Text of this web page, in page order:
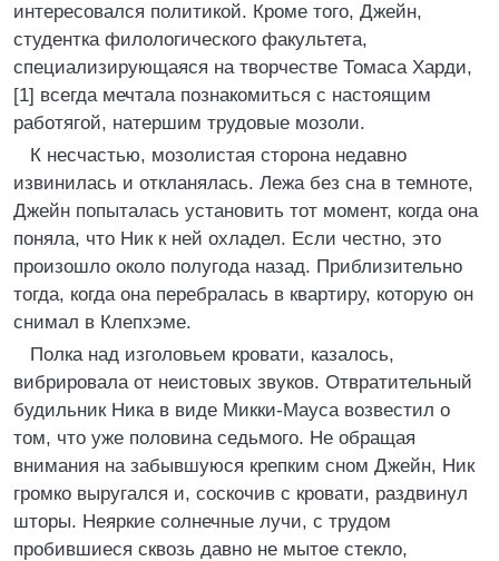
интересовался политикой. Кроме того, Джейн,
студентка филологического факультета,
специализирующаяся на творчестве Томаса Харди,
[1] всегда мечтала познакомиться с настоящим
работягой, натершим трудовые мозоли.
К несчастью, мозолистая сторона недавно
извинилась и откланялась. Лежа без сна в темноте,
Джейн попыталась установить тот момент, когда она
поняла, что Ник к ней охладел. Если честно, это
произошло около полугода назад. Приблизительно
тогда, когда она перебралась в квартиру, которую он
снимал в Клепхэме.
Полка над изголовьем кровати, казалось,
вибрировала от неистовых звуков. Отвратительный
будильник Ника в виде Микки-Мауса возвестил о
том, что уже половина седьмого. Не обращая
внимания на забывшуюся крепким сном Джейн, Ник
громко выругался и, соскочив с кровати, раздвинул
шторы. Неяркие солнечные лучи, с трудом
пробившиеся сквозь давно не мытое стекло,